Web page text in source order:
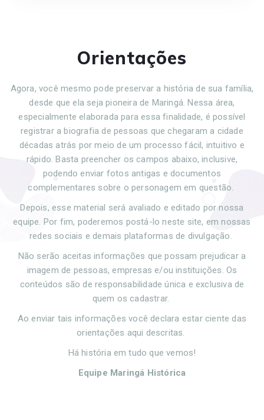
Orientações
Agora, você mesmo pode preservar a história de sua família,
desde que ela seja pioneira de Maringá. Nessa área,
especialmente elaborada para essa finalidade, é possível
registrar a biografia de pessoas que chegaram a cidade
décadas atrás por meio de um processo fácil, intuitivo e
rápido. Basta preencher os campos abaixo, inclusive,
podendo enviar fotos antigas e documentos
complementares sobre o personagem em questão.
Depois, esse material será avaliado e editado por nossa
equipe. Por fim, poderemos postá-lo neste site, em nossas
redes sociais e demais plataformas de divulgação.
Não serão aceitas informações que possam prejudicar a
imagem de pessoas, empresas e/ou instituições. Os
conteúdos são de responsabilidade única e exclusiva de
quem os cadastrar.
Ao enviar tais informações você declara estar ciente das
orientações aqui descritas.
Há história em tudo que vemos!
Equipe Maringá Histórica